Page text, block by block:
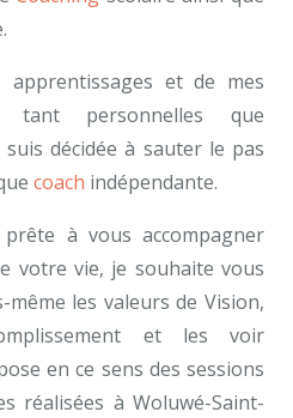
apprentissages et de mes
tant personnelles que
décidée à sauter le pas
coach indépendante.
à vous accompagner
votre vie, je souhaite vous
les valeurs de Vision,
et les voir
en ce sens des sessions
réalisées à Woluwé-Saint-